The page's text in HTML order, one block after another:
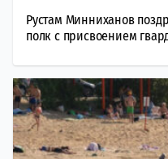
Рустам Минниханов
полк с присвоением